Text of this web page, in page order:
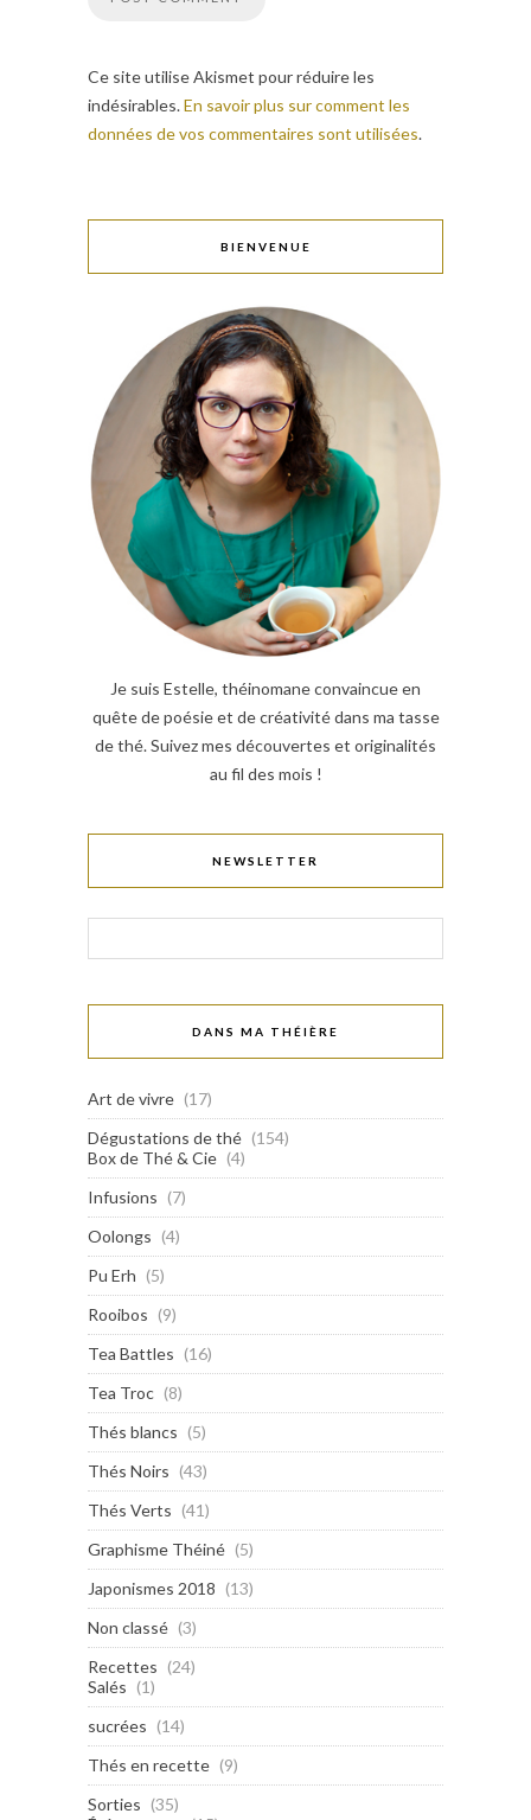
Ce site utilise Akismet pour réduire les
indésirables.En savoir plus sur comment les
données de vos commentaires sont utilisées.
BIENVENUE
Je suis Estelle, théinomane convaincue en
quête de poésie et de créativité dans ma tasse
de thé. Suivez mes découvertes et originalités
au fil des mois !
NEWSLETTER
DANS MA THÉIÈRE
Art de vivre (17)
Dégustations de thé (154)
Box de Thé & Cie (4)
Infusions (7)
Oolongs (4)
Pu Erh (5)
Rooibos (9)
Tea Battles (16)
Tea Troc (8)
Thés blancs (5)
Thés Noirs (43)
Thés Verts (41)
Graphisme Théiné (5)
Japonismes 2018 (13)
Non classé (3)
Recettes (24)
Salés (1)
sucrées (14)
Thés en recette (9)
Sorties (35)